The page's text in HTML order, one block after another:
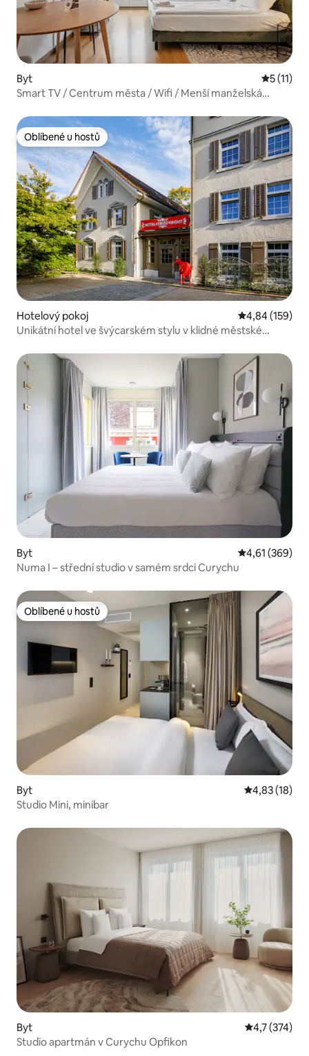
Byt
5 (11)
Smart TV / Centrum města / Wifi / Menší manželská
Oblíbené u hostů
Oblíbené u hostů
Hotelový pokoj Průměrné
4,84 (159)
Unikátní hotel ve švýcarském stylu v klidné městské
Byt Průměrné
4,61 (369)
Numa I – střední studio v samém srdci Curychu
Oblíbené u hostů
Oblíbené u hostů
Byt Průměrné
4,83 (18)
Studio Mini, minibar
Byt Průměrné
4,7 (374)
Studio apartmán v Curychu Opfikon